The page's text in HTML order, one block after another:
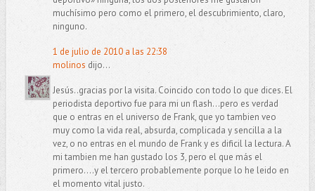
muchísimo pero como el primero, el descubrimiento, claro,
ninguno.
1 de julio de 2010 a las 22:38
molinos dijo...
Jesús..gracias por la visita. Coincido con todo lo que dices. El
periodista deportivo fue para mi un flash...pero es verdad
que o entras en el universo de Frank, que yo tambien veo
muy como la vida real, absurda, complicada y sencilla a la
vez, o no entras en el mundo de Frank y es dificil la lectura. A
mi tambien me han gustado los 3, pero el que más el
primero....y el tercero probablemente porque lo he leido en
el momento vital justo.